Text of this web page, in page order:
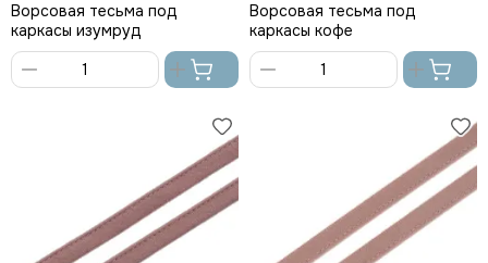
Ворсовая тесьма под
каркасы изумруд
корзину
Ворсовая тесьма под
каркасы кофе
корзину